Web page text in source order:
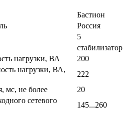
Бастион
Россия
5
стабилизатор
нагрузки, ВА
200
нагрузки, ВА,
222
мс, не более
20
сетевого
145...260